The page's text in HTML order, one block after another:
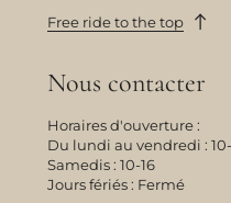
Free ride to the top
Nous contacter
Horaires d'ouverture :
Du lundi au vendredi :
Samedis : 10-16
Jours fériés : Fermé